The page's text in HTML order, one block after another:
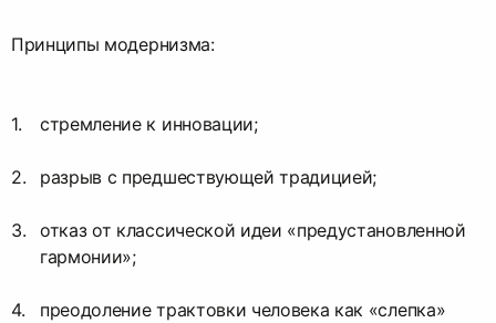
Принципы модернизма:
стремление к инновации;
разрыв с предшествующей традицией;
отказ от классической идеи «предустановленной
гармонии»;
преодоление трактовки человека как «слепка»